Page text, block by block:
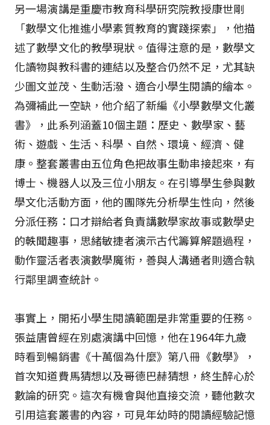
另一場演講是重慶市教育科學研究院教授康世剛
「數學文化推進小學素質教育的實踐探索」，他描
述了數學文化的教學現狀。值得注意的是，數學文
化讀物與教科書的連結以及整合仍然不足，尤其缺
少圖文並茂、生動活潑、適合小學生閱讀的繪本。
為彌補此一空缺，他介紹了新編《小學數學文化叢
書》，此系列涵蓋10個主題：歷史、數學家、藝
術、遊戲、生活、科學、自然、環境、經濟、健
康。整套叢書由五位角色把故事生動串接起來，有
博士、機器人以及三位小朋友。在引導學生參與數
學文化活動方面，他的團隊先分析學生性向，然後
分派任務：口才辯給者負責講數學家故事或數學史
的軼聞趣事，思緒敏捷者演示古代籌算解題過程，
動作靈活者表演數學魔術，善與人溝通者則適合執
行鄰里調查統計。
事實上，開拓小學生閱讀範圍是非常重要的任務。
張益唐曾經在別處演講中回憶，他在1964年九歲
時看到暢銷書《十萬個為什麼》第八冊《數學》，
首次知道費馬猜想以及哥德巴赫猜想，終生醉心於
數論的研究。這次有機會與他直接交流，聽他數次
引用這套叢書的內容，可見年幼時的閱讀經驗記憶